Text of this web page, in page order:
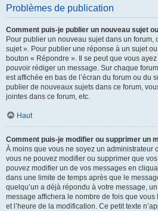
Problèmes de publication
Comment puis-je publier un nouveau sujet
Pour publier un nouveau sujet dans un forum,
sujet ». Pour publier une réponse à un sujet
bouton « Répondre ». Il se peut que vous
pouvoir rédiger un message. Sur chaque
est affichée en bas de l’écran du forum ou du
publier de nouveaux sujets dans ce forum,
jointes dans ce forum, etc.
Haut
Comment puis-je modifier ou supprimer un
À moins que vous ne soyez un administrateur
vous ne pouvez modifier ou supprimer que
pouvez modifier un de vos messages en
dans une limite de temps après que le
quelqu’un a déjà répondu à votre message,
message affichera le nombre de fois que vous
et l’heure de la modification. Ce petit texte